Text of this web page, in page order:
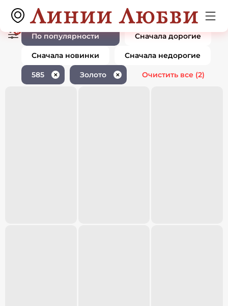
Ювелирные изделия 585 пробы
золото
0 товаров
2
По популярности Сначала дорогие
Сначала новинки Сначала недорогие
585 ✕ Золото ✕ Очистить все (2)